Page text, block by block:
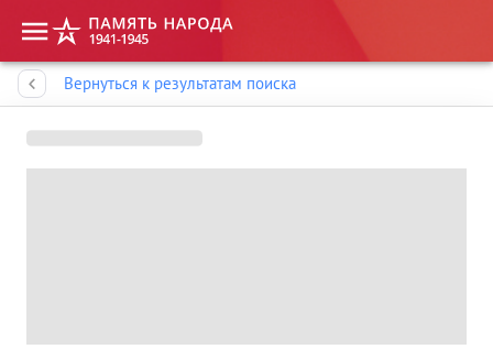
Вернуться к результатам поиска
Память народа